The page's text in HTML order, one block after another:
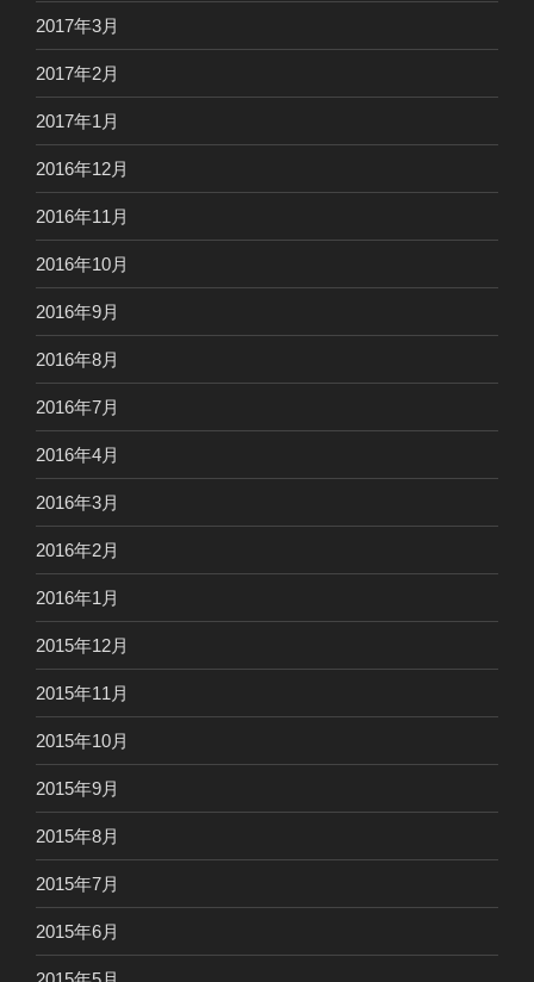
2017年3月
2017年2月
2017年1月
2016年12月
2016年11月
2016年10月
2016年9月
2016年8月
2016年7月
2016年4月
2016年3月
2016年2月
2016年1月
2015年12月
2015年11月
2015年10月
2015年9月
2015年8月
2015年7月
2015年6月